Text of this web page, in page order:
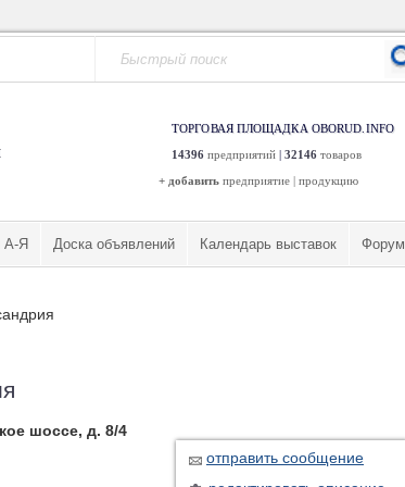
ТОРГОВАЯ ПЛОЩАДКА OBORUD.INFO
14396 предприятий | 32146 товаров
+ добавить предприятие | продукцию
А-Я Доска объявлений Календарь выставок Форум
шоссе, д. 8/4
отправить сообщение